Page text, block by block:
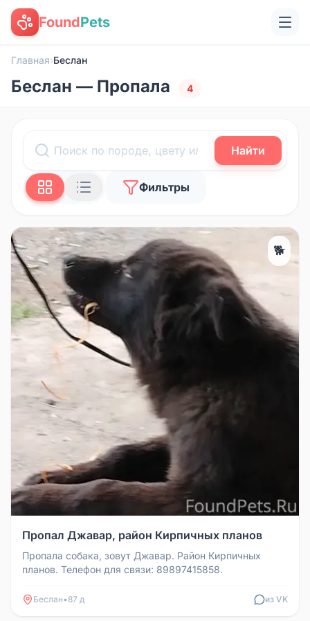
FoundPets
Главная›Беслан
Беслан — Пропала 4
Найти
Фильтры
🐕
Пропал Джавар, район Кирпичных планов
Пропала собака, зовут Джавар. Район Кирпичных
планов. Телефон для связи: 89897415858.
Беслан• 87 д из VK